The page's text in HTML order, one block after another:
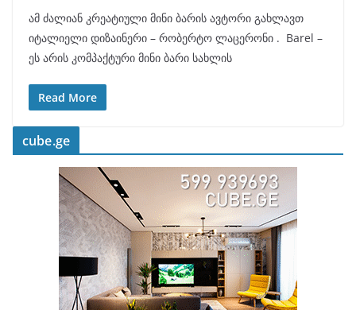
ამ ძალიან კრეატიული მინი ბარის ავტორი გახლავთ
იტალიელი დიზაინერი – რობერტო ლაცერონი . Barel –
ეს არის კომპაქტური მინი ბარი სახლის
Read More
cube.ge